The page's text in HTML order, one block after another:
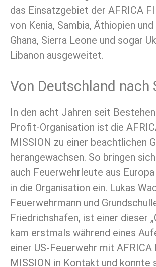
das Einsatzgebiet der AFRICA
von Kenia, Sambia, Äthiopien
Ghana, Sierra Leone und sogar
Libanon ausgeweitet.
Von Deutschland nach
In den acht Jahren seit
Profit-Organisation ist die
MISSION zu einer beachtlichen
herangewachsen. So bringen
auch Feuerwehrleute aus
in die Organisation ein. Lukas
Feuerwehrmann und
Friedrichshafen, ist einer dieser
kam erstmals während eines
einer US-Feuerwehr mit AFRICA
MISSION in Kontakt und